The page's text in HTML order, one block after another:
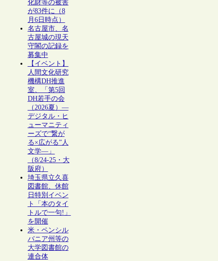
化財等の被害
が83件に（8
月6日時点）
名古屋市、名
古屋城の現天
守閣の記録を
募集中
【イベント】
人間文化研究
機構DH推進
室、「第5回
DH若手の会
（2026夏）―
デジタル・ヒ
ューマニティ
ーズで“繋が
る×広がる”人
文学―」
（8/24-25・大
阪府）
埼玉県立久喜
図書館、休館
日特別イベン
ト「本のタイ
トルで一句!」
を開催
米・ペンシル
バニア州等の
大学図書館の
連合体